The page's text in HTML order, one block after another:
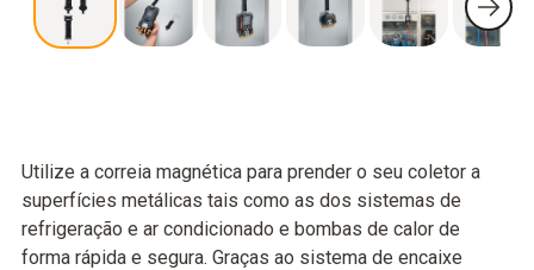
Utilize a correia magnética para prender o seu coletor a
superfícies metálicas tais como as dos sistemas de
refrigeração e ar condicionado e bombas de calor de
forma rápida e segura. Graças ao sistema de encaixe